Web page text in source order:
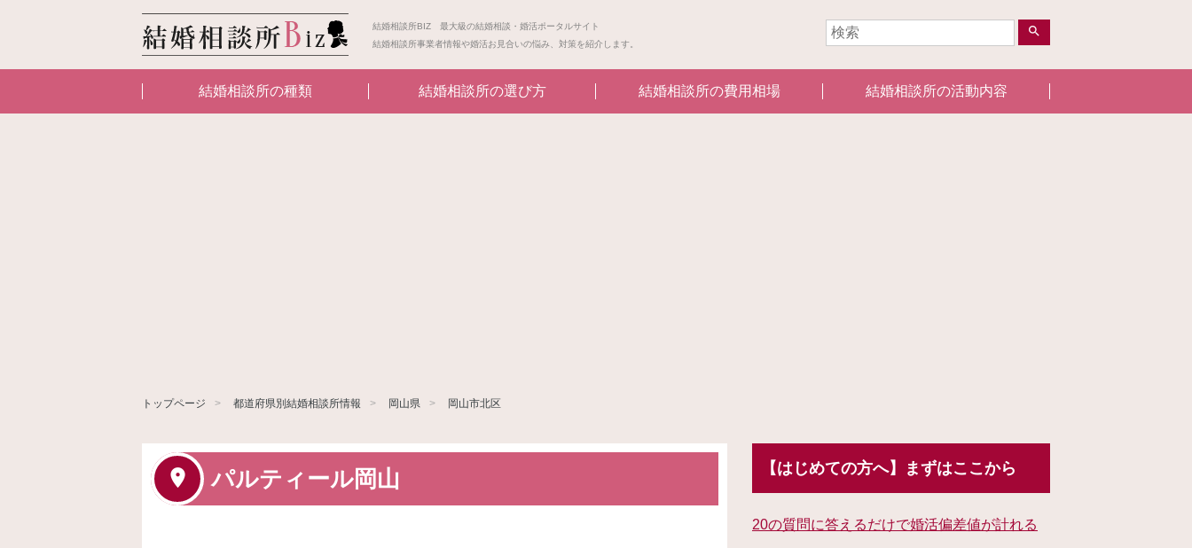
結婚相談所BIZ 最大級の結婚相談・婚活ポータルサイト
結婚相談所事業者情報や婚活お見合いの悩み、対策を紹介します。
search
結婚相談所の種類 結婚相談所の選び方 結婚相談所の費用相場 結婚相談所の活動内容
トップページ 都道府県別結婚相談所情報 岡山県 岡山市北区
パルティール岡山 【はじめての方へ】まずはここから
20の質問に答えるだけで婚活偏差値が計れる